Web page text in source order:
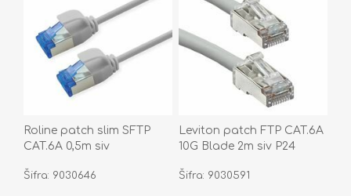
Roline patch slim SFTP
CAT.6A 0,5m siv
Šifra: 9030646
Leviton patch FTP CAT.6A
10G Blade 2m siv P24
Šifra: 9030591